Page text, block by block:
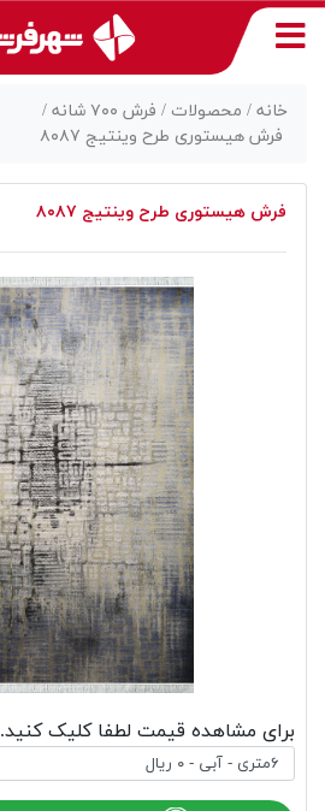
خانه / محصولات / فرش ۷۰۰ شانه /
فرش هیستوری طرح وینتیج ۸۰۸۷
فرش هیستوری طرح وینتیج ۸۰۸۷
برای مشاهده قیمت لطفا کلیک کنید.